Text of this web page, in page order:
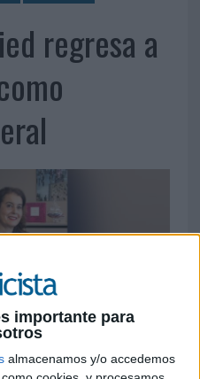
importante para
almacenamos y/o accedemos
regresa a